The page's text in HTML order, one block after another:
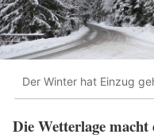
Der Winter hat Einzug
Die Wetterlage macht